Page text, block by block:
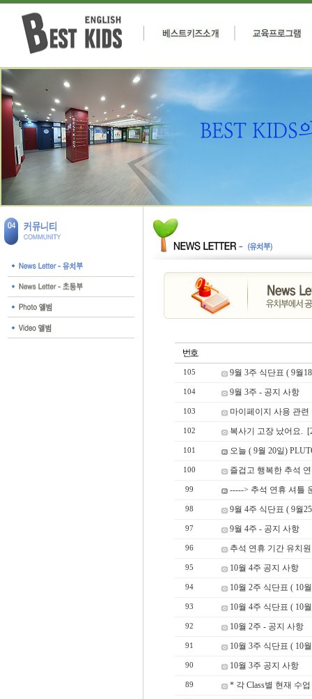
105 9월 3주 식단표 ( 9월
104 9월 3주 - 공지 사항
103 마이페이지 사용 관련
102 복사기 고장 났어요.
101 오늘 ( 9월 20일)
100 즐겁고 행복한 추석
99 -----> 추석 연휴 셔틀
98 9월 4주 식단표 ( 9월
97 9월 4주 - 공지 사항
96 추석 연휴 기간 유치
95 10월 4주 공지 사항
94 10월 2주 식단표 ( 10
93 10월 4주 식단표 ( 10
92 10월 2주 - 공지 사항
91 10월 3주 식단표 ( 10
90 10월 3주 공지 사항
89 * 각 Class별 현재 수